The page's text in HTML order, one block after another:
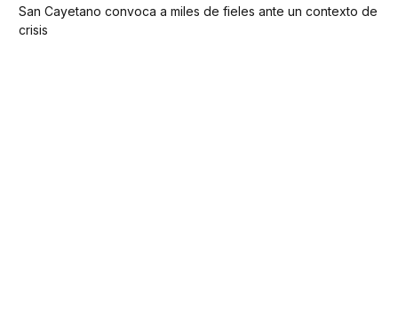
San Cayetano convoca a miles de fieles ante un contexto de
crisis